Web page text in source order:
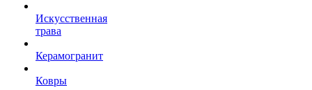
Искусственная
трава
Керамогранит
Ковры